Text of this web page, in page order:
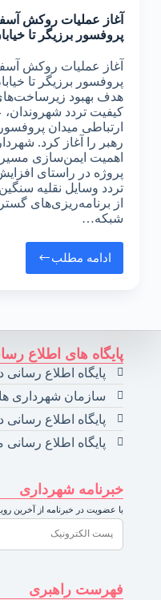
آغاز عملیات روکش
پروفسور برزیگر تا
آغاز عملیات روکش
پروفسور برزیگر تا
هدف بهبود
کیفیت تردد
ارتباطی میدان پروفسور
رهبر را آغاز کرد.
اهمیت ایمن‌سازی
پروژه در راستای
تردد وسایل نقلیه
از برنامه‌ریزی‌های
شبکه…
ادامه مطلب
پایگاه های اطلاع
پایگاه اطلاع
سازمان شهرداری
پایگاه اطلاع رسانی
پایگاه اطلاع
خبرنامه شهرداری
با عضویت در خبرنامه از آخرین
فهرست راهبری